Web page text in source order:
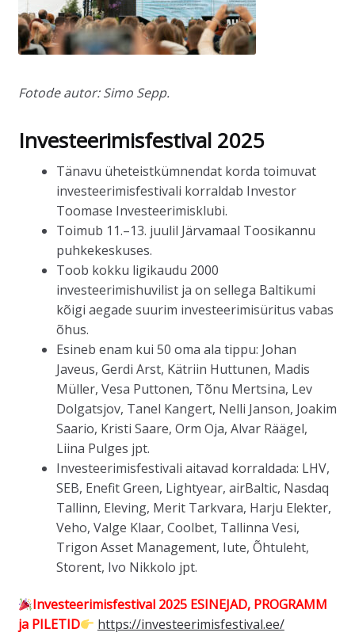
Fotode autor: Simo Sepp.
Investeerimisfestival 2025
Tänavu üheteistkümnendat korda toimuvat
investeerimisfestivali korraldab Investor
Toomase Investeerimisklubi.
Toimub 11.–13. juulil Järvamaal Toosikannu
puhkekeskuses.
Toob kokku ligikaudu 2000
investeerimishuvilist ja on sellega Baltikumi
kõigi aegade suurim investeerimisüritus vabas
õhus.
Esineb enam kui 50 oma ala tippu: Johan
Javeus, Gerdi Arst, Kätriin Huttunen, Madis
Müller, Vesa Puttonen, Tõnu Mertsina, Lev
Dolgatsjov, Tanel Kangert, Nelli Janson, Joakim
Saario, Kristi Saare, Orm Oja, Alvar Räägel,
Liina Pulges jpt.
Investeerimisfestivali aitavad korraldada: LHV,
SEB, Enefit Green, Lightyear, airBaltic, Nasdaq
Tallinn, Eleving, Merit Tarkvara, Harju Elekter,
Veho, Valge Klaar, Coolbet, Tallinna Vesi,
Trigon Asset Management, Iute, Õhtuleht,
Storent, Ivo Nikkolo jpt.
Investeerimisfestival 2025 ESINEJAD, PROGRAMM
ja PILETID
https://investeerimisfestival.ee/